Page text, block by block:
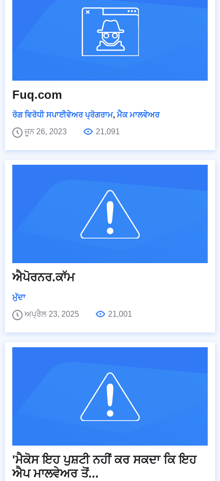
Fuq.com
ਰੋਗ ਵਿਰੋਧੀ ਸਪਾਈਵੇਅਰ ਪ੍ਰੋਗਰਾਮ, ਮੈਕ ਮਾਲਵੇਅਰ
ਜੂਨ 26, 2023
21,091
ਐਪੋਰਨਰ.ਕਾੱਮ
ਮੁੱਦਾ
ਅਪ੍ਰੈਲ 23, 2025
21,001
'ਮੈਕੋਸ ਇਹ ਪੁਸ਼ਟੀ ਨਹੀਂ ਕਰ ਸਕਦਾ ਕਿ ਇਹ
ਐਪ ਮਾਲਵੇਅਰ ਤੋਂ...